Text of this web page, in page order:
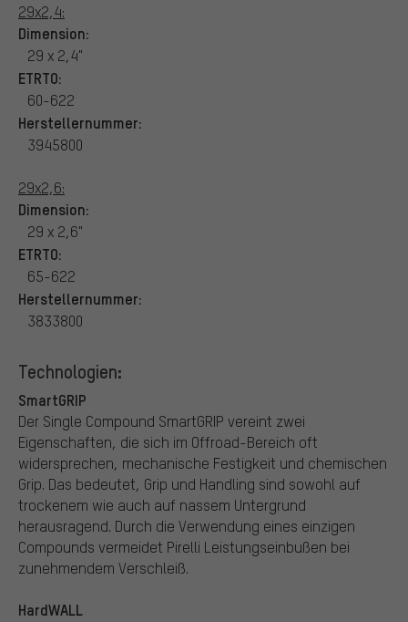
29x2,4:
Dimension:
29 x 2,4"
ETRTO:
60-622
Herstellernummer:
3945800
29x2,6:
Dimension:
29 x 2,6"
ETRTO:
65-622
Herstellernummer:
3833800
Technologien:
SmartGRIP
Der Single Compound SmartGRIP vereint zwei
Eigenschaften, die sich im Offroad-Bereich oft
widersprechen, mechanische Festigkeit und chemischen
Grip. Das bedeutet, Grip und Handling sind sowohl auf
trockenem wie auch auf nassem Untergrund
herausragend. Durch die Verwendung eines einzigen
Compounds vermeidet Pirelli Leistungseinbußen bei
zunehmendem Verschleiß.
HardWALL